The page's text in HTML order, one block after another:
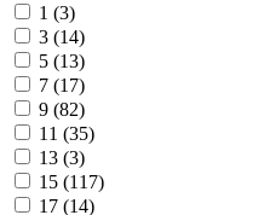
1 (3)
3 (14)
5 (13)
7 (17)
9 (82)
11 (35)
13 (3)
15 (117)
17 (14)